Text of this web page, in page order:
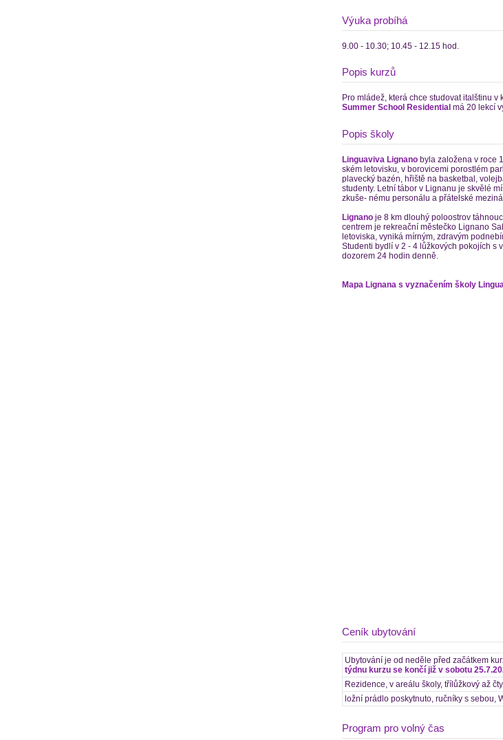
Výuka probíhá
9.00 - 10.30; 10.45 - 12.15 hod.
Popis kurzů
Pro mládež, která chce studovat italštinu
Summer School Residential má 20 lekcí
Popis školy
Linguaviva Lignanobyla založena v roce
ském letovisku, v borovicemi porostlém
plavecký bazén, hřiště na basketbal,
studenty. Letní tábor v Lignanu je skvělé
zkuše- nému personálu a přátelské
Lignanoje 8 km dlouhý poloostrov
centrem je rekreační městečko Lignano
letoviska, vyniká mírným, zdravým
Studenti bydlí v 2 - 4 lůžkových pokojích s
dozorem 24 hodin denně.
Mapa Lignana s vyznačením školy
Ceník ubytování
Ubytování je od neděle před začátkem
týdnu kurzu se končí již v sobotu
Rezidence, v areálu školy, třílůžkový až
ložní prádlo poskytnuto, ručníky s sebou,
Program pro volný čas